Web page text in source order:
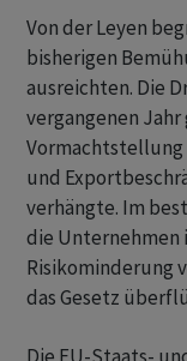
Von ​der Leyen
bisherigen
ausreichten. ‌Die
vergangenen Jahr
und
verhängte. Im
die Unternehmen
Risikominderung
das Gesetz